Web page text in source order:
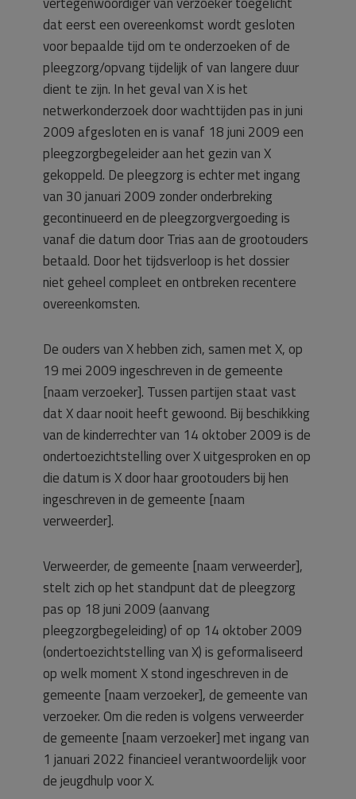
dat eerst een overeenkomst wordt gesloten
voor bepaalde tijd om te onderzoeken of de
pleegzorg/opvang tijdelijk of van langere duur
dient te zijn. In het geval van X is het
netwerkonderzoek door wachttijden pas in juni
2009 afgesloten en is vanaf 18 juni 2009 een
pleegzorgbegeleider aan het gezin van X
gekoppeld. De pleegzorg is echter met ingang
van 30 januari 2009 zonder onderbreking
gecontinueerd en de pleegzorgvergoeding is
vanaf die datum door Trias aan de grootouders
betaald. Door het tijdsverloop is het dossier
niet geheel compleet en ontbreken recentere
overeenkomsten.
De ouders van X hebben zich, samen met X, op
19 mei 2009 ingeschreven in de gemeente
[naam verzoeker]. Tussen partijen staat vast
dat X daar nooit heeft gewoond. Bij beschikking
van de kinderrechter van 14 oktober 2009 is de
ondertoezichtstelling over X uitgesproken en op
die datum is X door haar grootouders bij hen
ingeschreven in de gemeente [naam
verweerder].
Verweerder, de gemeente [naam verweerder],
stelt zich op het standpunt dat de pleegzorg
pas op 18 juni 2009 (aanvang
pleegzorgbegeleiding) of op 14 oktober 2009
(ondertoezichtstelling van X) is geformaliseerd
op welk moment X stond ingeschreven in de
gemeente [naam verzoeker], de gemeente van
verzoeker. Om die reden is volgens verweerder
de gemeente [naam verzoeker] met ingang van
1 januari 2022 financieel verantwoordelijk voor
de jeugdhulp voor X.